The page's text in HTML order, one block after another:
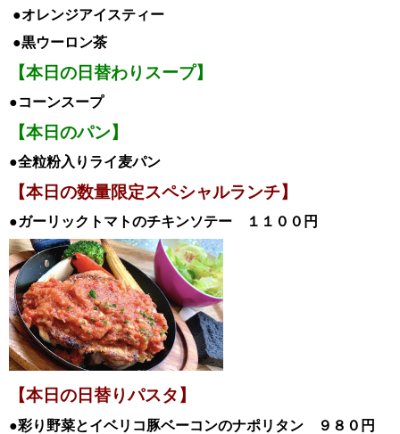
●オレンジアイスティー
●黒ウーロン茶
【本日の日替わりスープ】
●コーンスープ
【本日のパン】
●全粒粉入りライ麦パン
【本日の数量限定スペシャルランチ】
●ガーリックトマトのチキンソテー １１００ 円
【本日の日替りパスタ】
●彩り野菜とイベリコ豚ベーコンのナポリタン ９８０円